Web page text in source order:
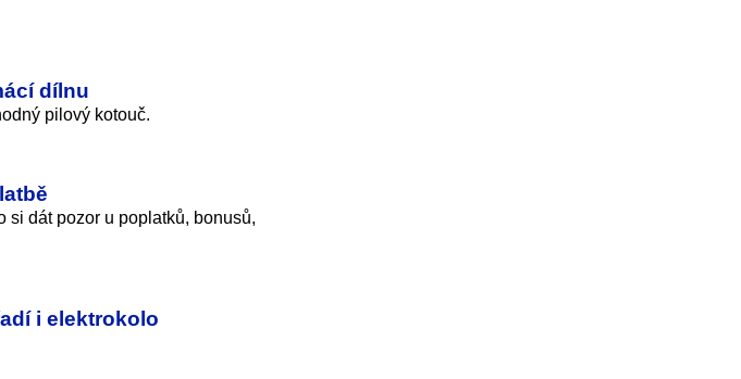
dílnu
pilový kotouč.
si dát pozor u poplatků, bonusů,
i elektrokolo